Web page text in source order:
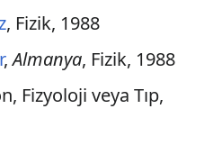
, Fizik, 1988
,Almanya, Fizik, 1988
Fizyoloji veya Tıp,